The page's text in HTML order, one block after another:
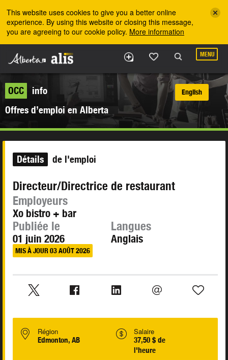
This website uses cookies to give you a better online
experience. By using this website or closing this message,
you are agreeing to our cookie policy. More information
MENU
OCC
info
Offres d’emploi en Alberta
English
Détails de l'emploi
Directeur/Directrice de restaurant
Employeurs
Xo bistro + bar
Publiée le
01 juin 2026
MIS À JOUR 03 AOÛT 2026
Langues
Anglais
Région
Edmonton, AB
Salaire
37,50 $ de
l'heure